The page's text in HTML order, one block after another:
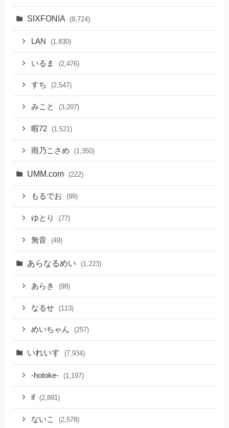
SIXFONIA (8,724)
LAN (1,830)
いるま (2,476)
すち (2,547)
みこと (3,207)
暇72 (1,521)
雨乃こさめ (1,350)
UMM.com (222)
もるでお (99)
ゆとり (77)
無音 (49)
あらなるめい (1,223)
あらき (98)
なるせ (113)
めいちゃん (257)
いれいす (7,934)
-hotoke- (1,197)
if (2,891)
ないこ (2,578)